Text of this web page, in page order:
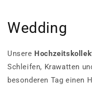
Wedding
Unsere
Schleifen, Krawatten
besonderen Tag einen